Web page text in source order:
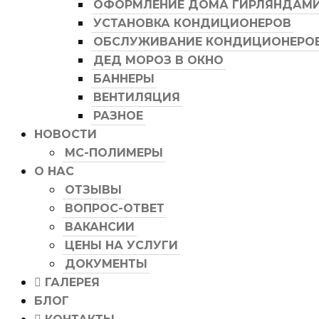
ОФОРМЛЕНИЕ ДОМА
УСТАНОВКА КОНДИЦИОНЕРОВ
ОБСЛУЖИВАНИЕ
ДЕД МОРОЗ В ОКНО
БАННЕРЫ
ВЕНТИЛЯЦИЯ
РАЗНОЕ
НОВОСТИ
МС-ПОЛИМЕРЫ
О НАС
ОТЗЫВЫ
ВОПРОС-ОТВЕТ
ВАКАНСИИ
ЦЕНЫ НА УСЛУГИ
ДОКУМЕНТЫ
ГАЛЕРЕЯ
БЛОГ